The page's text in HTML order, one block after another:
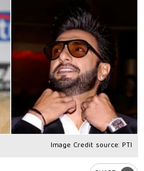
Image Credit source: PTI